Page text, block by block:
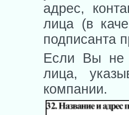
адрес,
лица (в
подписанта
Если Вы не
лица,
компании.